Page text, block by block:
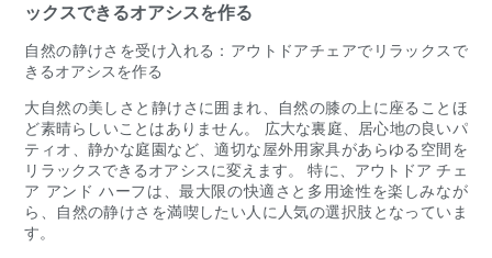
ックスできるオアシスを作る
自然の静けさを受け入れる：アウトドアチェアでリラックスで
きるオアシスを作る
大自然の美しさと静けさに囲まれ、自然の膝の上に座ることほ
ど素晴らしいことはありません。 広大な裏庭、居心地の良いパ
ティオ、静かな庭園など、適切な屋外用家具があらゆる空間を
リラックスできるオアシスに変えます。 特に、アウトドア チェ
ア アンド ハーフは、最大限の快適さと多用途性を楽しみなが
ら、自然の静けさを満喫したい人に人気の選択肢となっていま
す。